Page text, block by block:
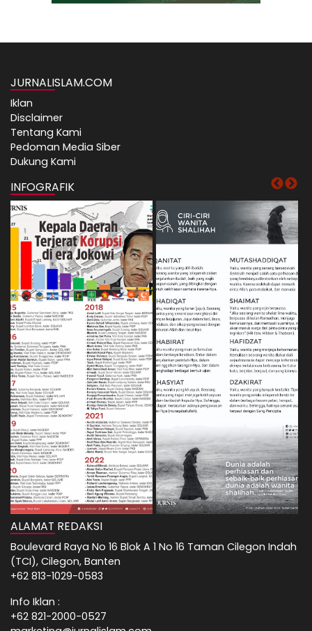
JURNALISLAM.COM
Iklan
Disclaimer
Tentang Kami
Pedoman Media Siber
Dukung Kami
INFOGRAFIK
ALAMAT REDAKSI
Boulevard Raya No 16 Blok A 1 No 16 Taman Cilegon Indah
(TCI), Cilegon, Banten
+62 813-1029-0583
Info Iklan :
+62 821-2000-0527